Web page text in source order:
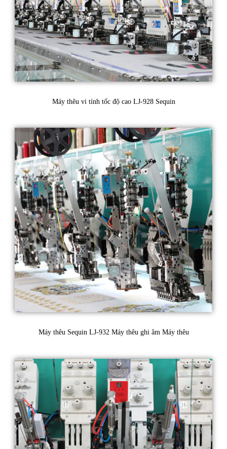
Máy thêu vi tính tốc độ cao LJ-928 Sequin
Máy thêu Sequin LJ-932 Máy thêu ghi âm Máy thêu